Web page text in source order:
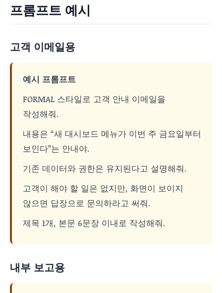
프롬프트 예시
고객 이메일용
예시 프롬프트
FORMAL 스타일로 고객 안내 이메일을
작성해줘.
내용은 “새 대시보드 메뉴가 이번 주 금요일부터
보인다”는 안내야.
기존 데이터와 권한은 유지된다고 설명해줘.
고객이 해야 할 일은 없지만, 화면이 보이지
않으면 답장으로 문의하라고 써줘.
제목 1개, 본문 6문장 이내로 작성해줘.
내부 보고용